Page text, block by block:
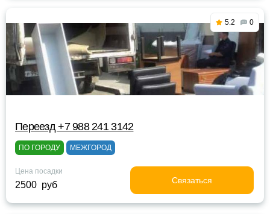
5.2 0
Переезд +7 988 241 3142
ПО ГОРОДУ МЕЖГОРОД
Цена посадки
2500 руб Связаться